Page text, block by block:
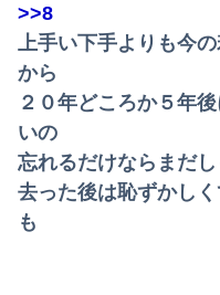
嫁と子作り中なんだけど
>>8
上手い下手よりも今
から
２０年どころか５年
いの
忘れるだけならまだ
去った後は恥ずかし
も